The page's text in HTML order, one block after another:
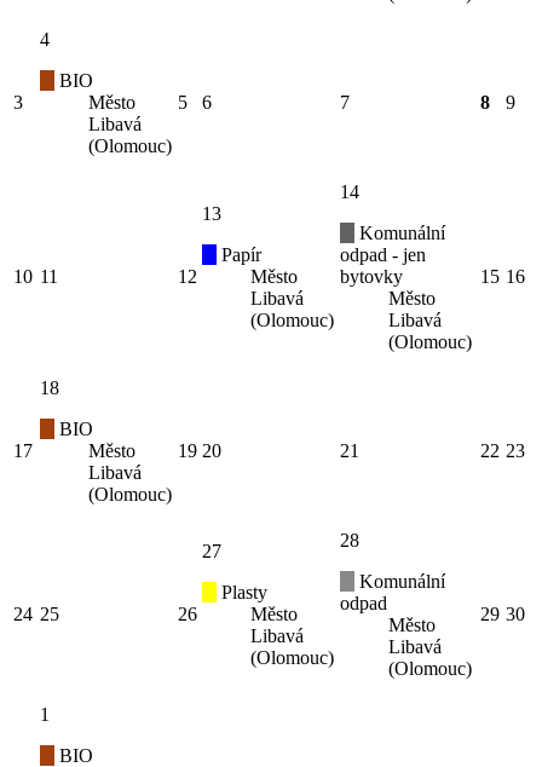
3
4
BIO
Město
Libavá
(Olomouc)
5 6 7 8 9
10 11 12
13
Papír
Město
Libavá
(Olomouc)
14
Komunální
odpad - jen
bytovky
Město
Libavá
(Olomouc)
15 16
17
18
BIO
Město
Libavá
(Olomouc)
19 20 21 22 23
24 25 26
27
Plasty
Město
Libavá
(Olomouc)
28
Komunální
odpad
Město
Libavá
(Olomouc)
29 30
1
BIO